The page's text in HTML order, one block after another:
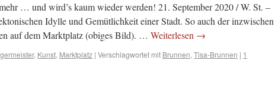
… und wird’s kaum wieder werden! 21. September 2020 / W. St. –
Idylle und Gemütlichkeit einer Stadt. So auch der inzwischen
auf dem Marktplatz (obiges Bild). … Weiterlesen →
, Kunst, Marktplatz | Verschlagwortet mit Brunnen, Tisa-Brunnen | 1